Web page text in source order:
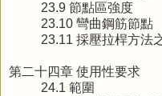
23.9 節點區強度
23.10 彎曲鋼筋節點
23.11 採壓拉桿方法
第二十四章 使用性要求
24.1 範圍